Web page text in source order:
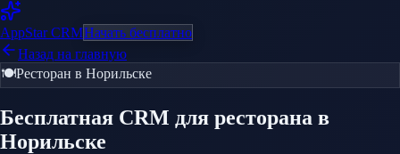
AppStarCRMНачать бесплатно
Назад на главную
🍽️Ресторан в Норильске
Бесплатная CRM для ресторана в
Норильске